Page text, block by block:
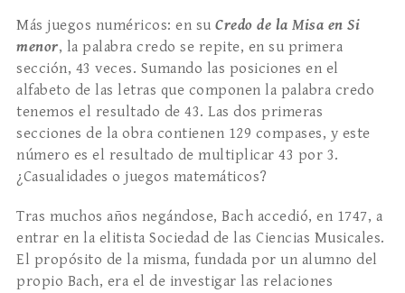
Más juegos numéricos: en su Credo de la Misa en Si
menor, la palabra credo se repite, en su primera
sección, 43 veces. Sumando las posiciones en el
alfabeto de las letras que componen la palabra credo
tenemos el resultado de 43. Las dos primeras
secciones de la obra contienen 129 compases, y este
número es el resultado de multiplicar 43 por 3.
¿Casualidades o juegos matemáticos?
Tras muchos años negándose, Bach accedió, en 1747, a
entrar en la elitista Sociedad de las Ciencias Musicales.
El propósito de la misma, fundada por un alumno del
propio Bach, era el de investigar las relaciones